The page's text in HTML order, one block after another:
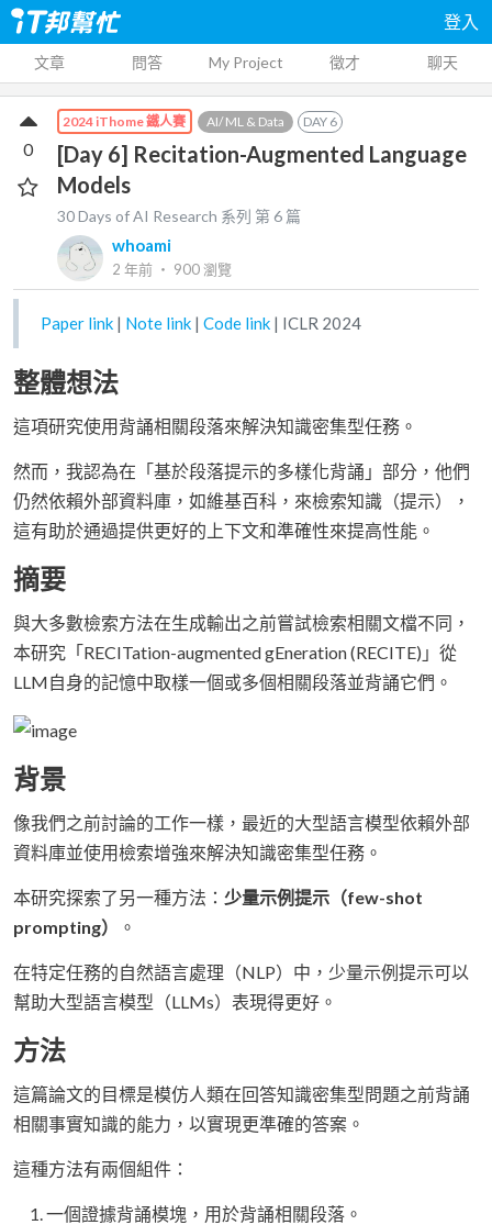
登入
文章 問答 My Project 徵才 聊天
2024 iThome 鐵人賽 AI/ ML & Data DAY 6
[Day 6] Recitation-Augmented Language
Models
30 Days of AI Research 系列 第6 篇
whoami
2 年前 ‧ 900瀏覽
0
Paper link | Note link | Code link | ICLR 2024
整體想法
這項研究使用背誦相關段落來解決知識密集型任務。
然而，我認為在「基於段落提示的多樣化背誦」部分，他們
仍然依賴外部資料庫，如維基百科，來檢索知識（提示），
這有助於通過提供更好的上下文和準確性來提高性能。
摘要
與大多數檢索方法在生成輸出之前嘗試檢索相關文檔不同，
本研究「RECITation-augmented gEneration (RECITE)」從
LLM自身的記憶中取樣一個或多個相關段落並背誦它們。
背景
像我們之前討論的工作一樣，最近的大型語言模型依賴外部
資料庫並使用檢索增強來解決知識密集型任務。
本研究探索了另一種方法： 少量示例提示（few-shot
prompting）
。
在特定任務的自然語言處理（NLP）中，少量示例提示可以
幫助大型語言模型（LLMs）表現得更好。
方法
這篇論文的目標是模仿人類在回答知識密集型問題之前背誦
相關事實知識的能力，以實現更準確的答案。
這種方法有兩個組件：
一個證據背誦模塊，用於背誦相關段落。